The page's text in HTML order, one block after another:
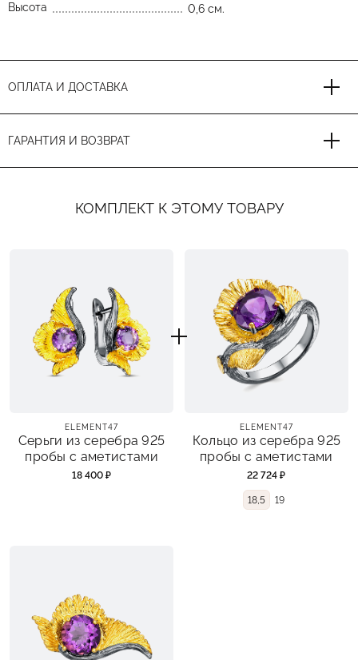
Высота
0,6 см.
ОПЛАТА И ДОСТАВКА
ГАРАНТИЯ И ВОЗВРАТ
КОМПЛЕКТ К ЭТОМУ ТОВАРУ
ELEMENT47
Серьги из серебра 925
пробы с аметистами
18 400 ₽
ELEMENT47
Кольцо из серебра 925
пробы с аметистами
22 724 ₽
18,5 19